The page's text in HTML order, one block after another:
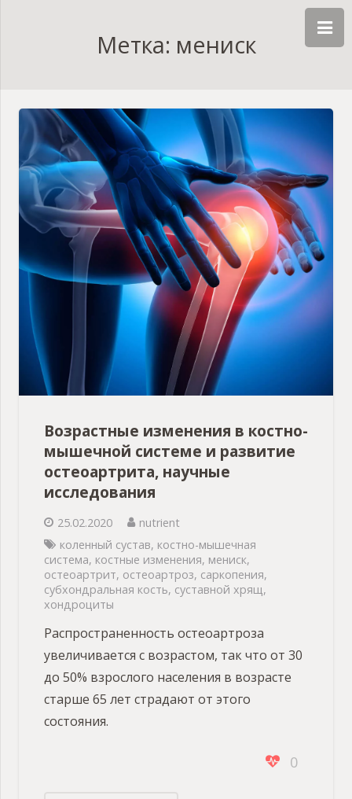
Метка: мениск
Возрастные изменения в костно-
мышечной системе и развитие
остеоартрита, научные
исследования
25.02.2020
nutrient
коленный сустав, костно-мышечная
система, костные изменения, мениск,
остеоартрит, остеоартроз, саркопения,
субхондральная кость, суставной хрящ,
хондроциты
Распространенность остеоартроза
увеличивается с возрастом, так что от 30
до 50% взрослого населения в возрасте
старше 65 лет страдают от этого
состояния.
0